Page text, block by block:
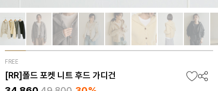
FREE
[RR]폴드 포켓 니트 후드 가디건